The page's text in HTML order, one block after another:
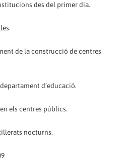
des del primer dia.
de la construcció de centres
d’educació.
els centres públics.
nocturns.